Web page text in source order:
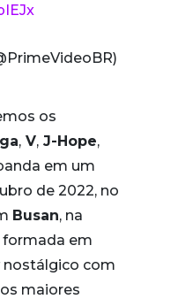
os
, V, J-Hope,
em um
de 2022, no
Busan, na
formada em
nostálgico com
maiores